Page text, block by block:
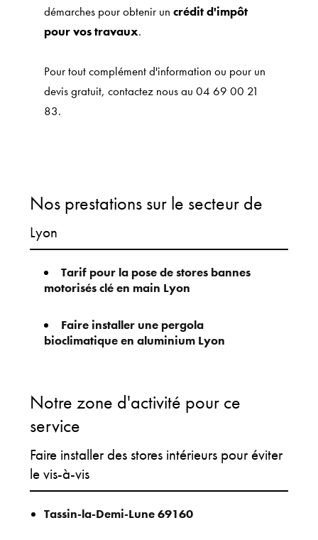
démarches pour obtenir uncrédit d'impôt
pour vos travaux.
Pour tout complément d'information ou pour un
devis gratuit, contactez nous au 04 69 00 21
83.
Nos prestations sur le secteur de
Lyon
Tarif pour la pose de stores bannes
motorisés clé en main Lyon
Faire installer une pergola
bioclimatique en aluminium Lyon
Notre zone d'activité pour ce
service
Faire installer des stores intérieurs pour éviter
le vis-à-vis
Tassin-la-Demi-Lune 69160